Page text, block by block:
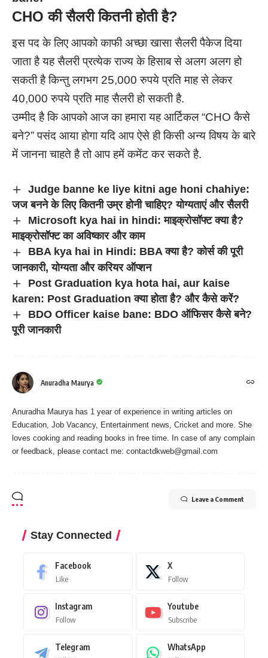
CHO की सैलरी कितनी होती है?
इस पद के लिए आपको काफी अच्छा खासा सैलरी पैकेज दिया
जाता है यह सैलरी प्रत्येक राज्य के हिसाब से अलग अलग हो
सकती है किन्तु लगभग 25,000 रुपये प्रति माह से लेकर
40,000 रुपये प्रति माह सैलरी हो सकती है.
उम्मीद है कि आपको आज का हमारा यह आर्टिकल “CHO कैसे
बने?” पसंद आया होगायदि आप ऐसे ही किसी अन्य विषय के बारे
में जानना चाहते है तो आप हमें कमेंट कर सकते है.
Judge banne ke liye kitni age honi chahiye:
जज बनने के लिए कितनी उम्र होनी चाहिए? योग्यताएं और सैलरी
Microsoft kya hai in hindi: माइक्रोसॉफ्ट क्या है?
माइक्रोसॉफ्ट का अविष्कार और काम
BBA kya hai in Hindi: BBA क्या है? कोर्स की पूरी
जानकारी, योग्यता और करियर ऑप्शन
Post Graduation kya hota hai, aur kaise
karen: Post Graduation क्या होता है? और कैसे करें?
BDO Officer kaise bane: BDO ऑफिसर कैसे बने?
पूरी जानकारी
Anuradha Maurya
Anuradha Maurya has 1 year of experience in writing articles on
Education, Job Vacancy, Entertainment news, Cricket and more. She
loves cooking and reading books in free time. In case of any complain
or feedback, please contact me: contactdkweb@gmail.com
Leave a Comment
Stay Connected
Facebook
Like
X
Follow
Instagram
Follow
Youtube
Subscribe
Telegram WhatsApp